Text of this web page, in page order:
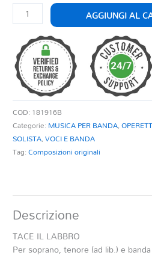
TACE
IL
LABBRO
quantità
AGGIUNGI AL
COD: 181916B
Categorie: MUSICA PER BANDA,
SOLISTA,VOCI E BANDA
Tag:Composizioni originali
Descrizione
TACE IL LABBRO
Per soprano, tenore (ad lib.) e banda